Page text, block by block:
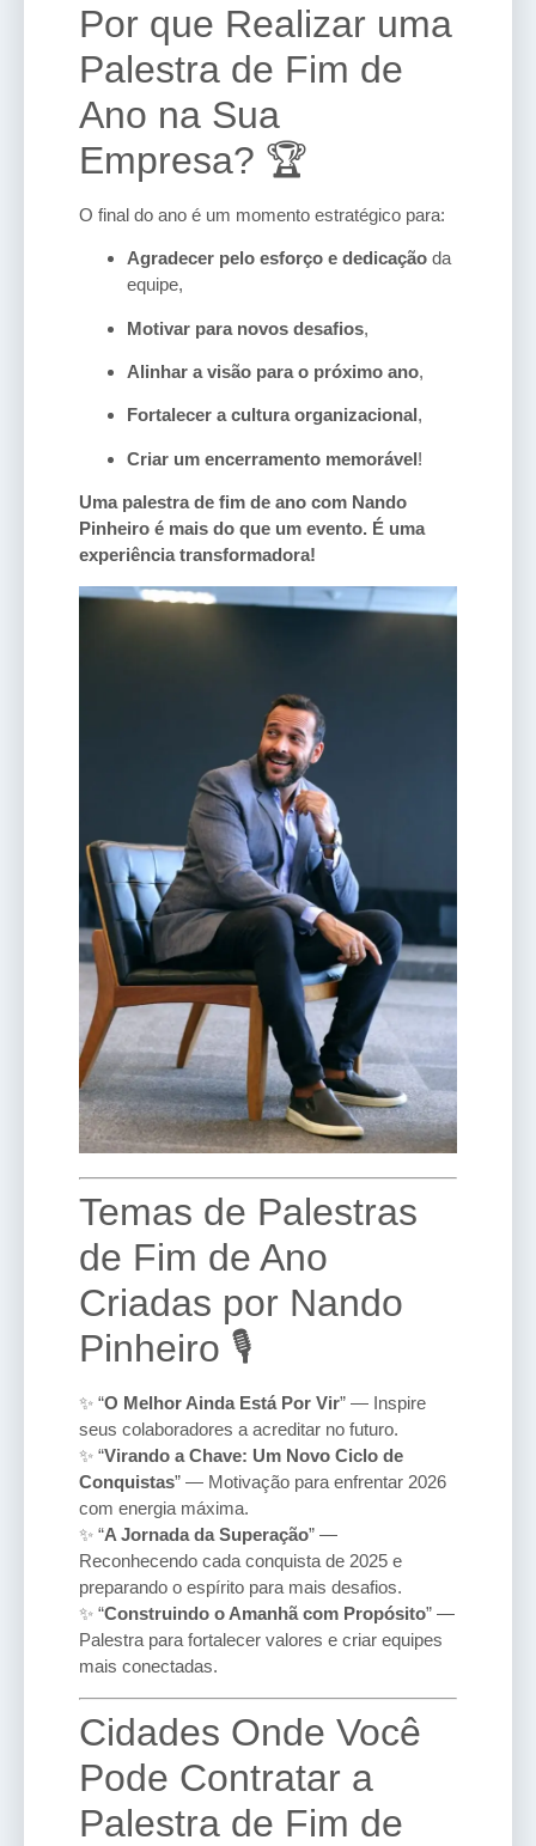
Por que Realizar uma
Palestra de Fim de
Ano na Sua
Empresa? 🏆
O final do ano é um momento estratégico para:
Agradecer pelo esforço e dedicação da
equipe,
Motivar para novos desafios,
Alinhar a visão para o próximo ano,
Fortalecer a cultura organizacional,
Criar um encerramento memorável!
Uma palestra de fim de ano com Nando
Pinheiro é mais do que um evento. É uma
experiência transformadora!
Temas de Palestras
de Fim de Ano
Criadas por Nando
Pinheiro 🎙️
✨ “O Melhor Ainda Está Por Vir” — Inspire
seus colaboradores a acreditar no futuro.
✨ “Virando a Chave: Um Novo Ciclo de
Conquistas” — Motivação para enfrentar 2026
com energia máxima.
✨ “A Jornada da Superação” —
Reconhecendo cada conquista de 2025 e
preparando o espírito para mais desafios.
✨ “Construindo o Amanhã com Propósito” —
Palestra para fortalecer valores e criar equipes
mais conectadas.
Cidades Onde Você
Pode Contratar a
Palestra de Fim de